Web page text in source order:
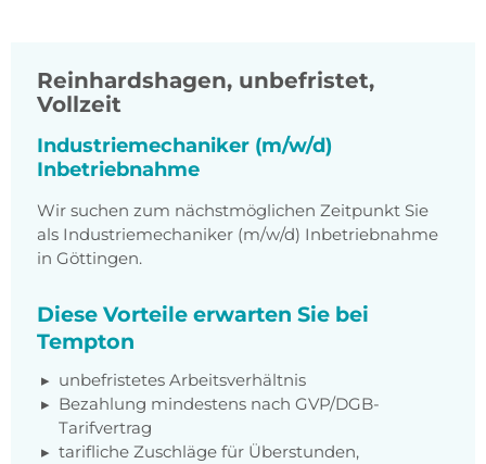
Reinhardshagen, unbefristet,
Vollzeit
Industriemechaniker (m/w/d)
Inbetriebnahme
Wir suchen zum nächstmöglichen Zeitpunkt Sie
als Industriemechaniker (m/w/d) Inbetriebnahme
in Göttingen.
Diese Vorteile erwarten Sie bei
Tempton
unbefristetes Arbeitsverhältnis
Bezahlung mindestens nach GVP/DGB-
Tarifvertrag
tarifliche Zuschläge für Überstunden,